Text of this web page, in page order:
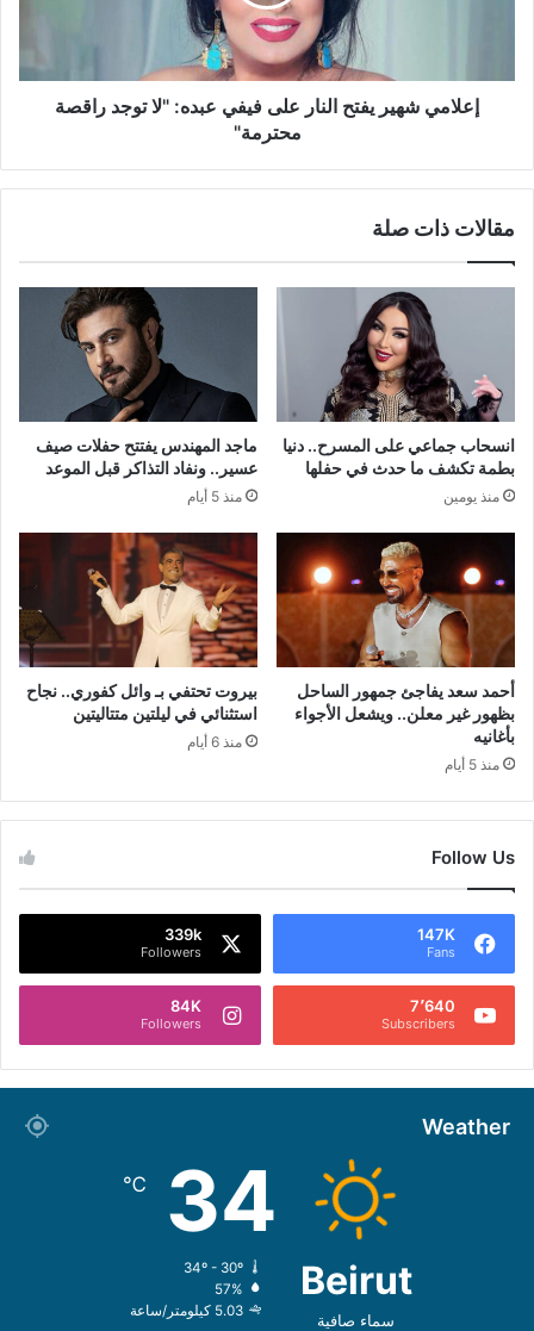
توجد
راقصةإعلامي شهير يفتح النار على فيفي عبده: "لا توجد راقصة
محترمة"
مقالات ذات صلة
انسحاب جماعي على المسرح.. دنيا
بطمة تكشف ما حدث في حفلها
منذ يومين
ماجد المهندس يفتتح حفلات صيف
عسير.. ونفاد التذاكر قبل الموعد
منذ 5 أيام
أحمد سعد يفاجئ جمهور الساحل
بظهور غير معلن.. ويشعل الأجواء
بأغانيه
منذ 5 أيام
بيروت تحتفي بـ وائل كفوري.. نجاح
استثنائي في ليلتين متتاليتين
منذ 6 أيام
Follow Us
147K
Fans
339k
Followers
7٬640
Subscribers
84K
Followers
Weather
Beirut
سماء صافية
34
℃
34º - 30º
57%
5.03 كيلومتر/ساعة